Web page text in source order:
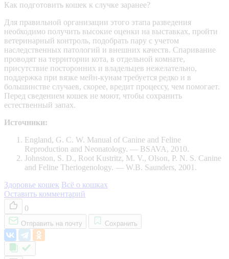
Как подготовить кошек к случке заранее?
Для правильной организации этого этапа разведения
необходимо получить высокие оценки на выставках, пройти
ветеринарный контроль, подобрать пару с учетом
наследственных патологий и внешних качеств. Спаривание
проводят на территории кота, в отдельной комнате,
присутствие посторонних и владельцев нежелательно,
поддержка при вязке мейн-кунам требуется редко и в
большинстве случаев, скорее, вредит процессу, чем помогает.
Перед сведением кошек не моют, чтобы сохранить
естественный запах.
Источники:
England, G. C. W. Manual of Canine and Feline
Reproduction and Neonatology. — BSAVA, 2010.
Johnston, S. D., Root Kustritz, M. V., Olson, P. N. S. Canine
and Feline Theriogenology. — W.B. Saunders, 2001.
Здоровье кошек Всё о кошках
Оставить комментарий
0
Отправить на почту Сохранить